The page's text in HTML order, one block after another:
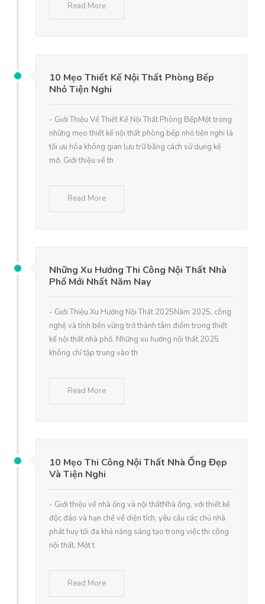
Read More
10 Mẹo Thiết Kế Nội Thất Phòng Bếp
Nhỏ Tiện Nghi
- Giới Thiệu Về Thiết Kế Nội Thất Phòng BếpMột trong
những mẹo thiết kế nội thất phòng bếp nhỏ tiện nghi là
tối ưu hóa không gian lưu trữ bằng cách sử dụng kệ
mở. Giới thiệu về th
Read More
Những Xu Hướng Thi Công Nội Thất Nhà
Phố Mới Nhất Năm Nay
- Giới Thiệu Xu Hướng Nội Thất 2025Năm 2025, công
nghệ và tính bền vững trở thành tâm điểm trong thiết
kế nội thất nhà phố. Những xu hướng nội thất 2025
không chỉ tập trung vào th
Read More
10 Mẹo Thi Công Nội Thất Nhà Ống Đẹp
Và Tiện Nghi
- Giới thiệu về nhà ống và nội thấtNhà ống, với thiết kế
độc đáo và hạn chế về diện tích, yêu cầu các chủ nhà
phát huy tối đa khả năng sáng tạo trong việc thi công
nội thất. Một t
Read More